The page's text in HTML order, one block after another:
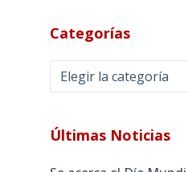
Categorías
Categorías
Últimas Noticias